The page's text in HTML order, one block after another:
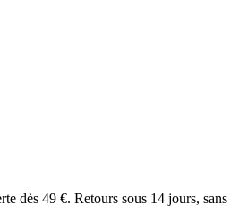
dès 49 €. Retours sous 14 jours, sans